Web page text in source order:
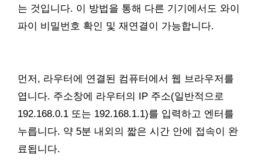
는 것입니다. 이 방법을 통해 다른 기기에서도 와이
파이 비밀번호 확인 및 재연결이 가능합니다.
먼저, 라우터에 연결된 컴퓨터에서 웹 브라우저를
엽니다. 주소창에 라우터의 IP 주소(일반적으로
192.168.0.1 또는 192.168.1.1)를 입력하고 엔터를
누릅니다. 약 5분 내외의 짧은 시간 안에 접속이 완
료됩니다.